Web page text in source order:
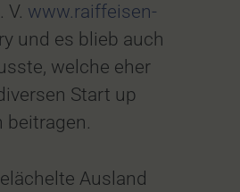
V. www.raiffeisen-
und es blieb auch
welche eher
Start up
beitragen.
Ausland